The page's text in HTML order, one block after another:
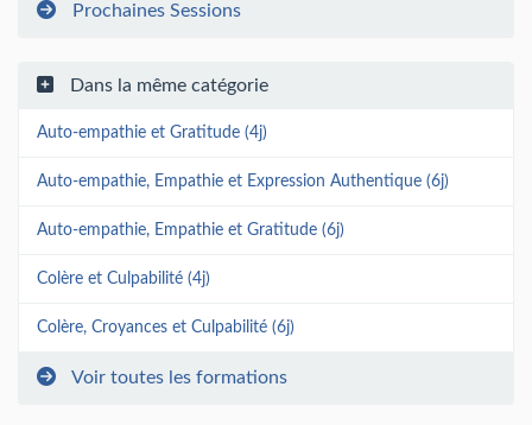
Prochaines Sessions
Dans la même catégorie
Auto-empathie et Gratitude (4j)
Auto-empathie, Empathie et Expression Authentique (6j)
Auto-empathie, Empathie et Gratitude (6j)
Colère et Culpabilité (4j)
Colère, Croyances et Culpabilité (6j)
Voir toutes les formations